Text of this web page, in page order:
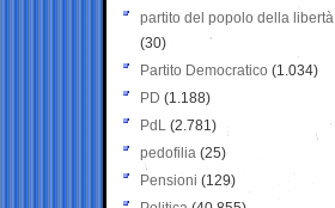
partito del popolo della libertà
(30)
Partito Democratico (1.034)
PD (1.188)
PdL (2.781)
pedofilia (25)
Pensioni (129)